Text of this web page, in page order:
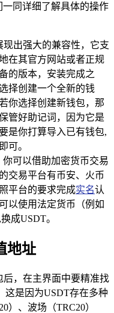
同详细了解具体的操作
现出强大的兼容性，它支
在其官方网站或者正规
的版本，安装完成之
择创建一个全新的钱
你选择创建新钱包，那
管好助记词，因为它是
是你打算导入已有钱包,
可。
你可以借助加密货币交易
交易平台有币安、火币
平台的要求完成实名认
以使用法定货币（例如
成USDT。
地址
后，在主界面中要精准找
这是因为USDT存在多种
）、波场（TRC20）